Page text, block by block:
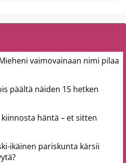
vaimovainaan nimi pilaa
päältä näiden 15 hetken
häntä – et sitten
ikäinen pariskunta kärsii